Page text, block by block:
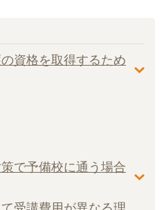
資格を取得するため
で予備校に通う場合